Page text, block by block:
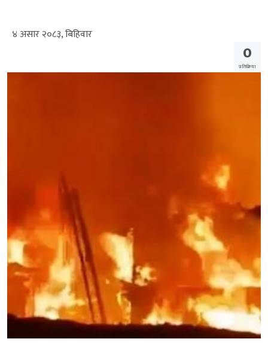
४ असार २०८३, बिहिवार
0
प्रतिक्रिया